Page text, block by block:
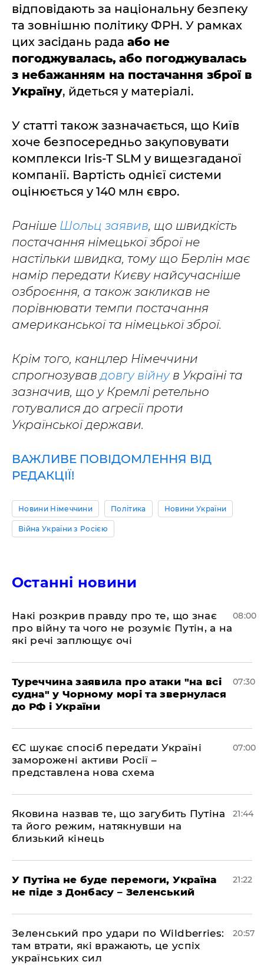
відповідають за національну безпеку
та зовнішню політику ФРН. У рамках
цих засідань рада або не
погоджувалась, або погоджувалась
з небажанням на постачання зброї в
Україну, йдеться у матеріалі.
У статті також зазначається, що Київ
хоче безпосередньо закуповувати
комплекси Iris-T SLM у вищезгаданої
компанії. Вартість однієї системи
оцінюється у 140 млн євро.
Раніше Шольц заявив, що швидкість
постачання німецької зброї не
настільки швидка, тому що Берлін має
намір передати Києву найсучасніше
озброєння, а також закликав не
порівнювати темпи постачання
американської та німецької зброї.
Крім того, канцлер Німеччини
спрогнозувавдовгу війнув Україні та
зазначив, що у Кремлі ретельно
готувалися до агресії проти
Української держави.
ВАЖЛИВЕ ПОВІДОМЛЕННЯ ВІД
РЕДАКЦІЇ!
Новини Німеччини Політика Новини України
Війна України з Росією
Останні новини
Накі розкрив правду про те, що знає
про війну та чого не розуміє Путін, а на
які речі заплющує очі
08:00
Туреччина заявила про атаки "на всі
судна" у Чорному морі та звернулася
до РФ і України
07:30
ЄС шукає спосіб передати Україні
заморожені активи Росії –
представлена ​​нова схема
07:00
Яковина назвав те, що загубить Путіна
та його режим, натякнувши на
близький кінець
21:44
У Путіна не буде перемоги, Україна
не піде з Донбасу – Зеленський
21:22
Зеленський про удари по Wildberries:
там втрати, які вражають, це успіх
українських сил
20:57